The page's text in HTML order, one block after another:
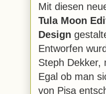
Mit diesen
Tula Moon
Design
Entworfen
Steph Dekker,
Egal ob man
von Pisa